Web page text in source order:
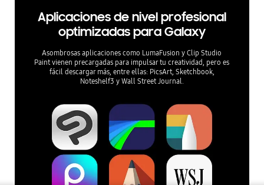
Aplicaciones de nivel profesional
optimizadas para Galaxy
Asombrosas aplicaciones como LumaFusion y Clip Studio
Paint vienen precargadas para impulsar tu creatividad, pero es
fácil descargar más, entre ellas: PicsArt, Sketchbook,
Noteshelf3 y Wall Street Journal.